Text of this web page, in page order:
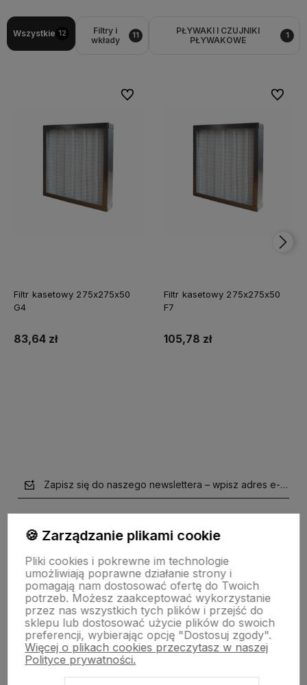
Wszystkie 12
Filtry i
wkłady
11
PŁYWAKI I CZUJNIKI
PŁYWAKOWE
1
Filtr kasetowy 275x275x50
G4
83,64 zł
Do ulubionych
Filtr kasetowy 275x275x50
F7
105,78 zł
Do
Zapisz się do naszego newslettera – wpisz adres e-mail
polityce prywatności
Ważne informacje
🍪 Zarządzanie plikami cookie
Pliki cookies i pokrewne im technologie
umożliwiają poprawne działanie strony i
pomagają nam dostosować ofertę do Twoich
potrzeb. Możesz zaakceptować wykorzystanie
przez nas wszystkich tych plików i przejść do
sklepu lub dostosować użycie plików do swoich
preferencji, wybierając opcję "Dostosuj zgody".
Więcej o plikach cookies przeczytasz w naszej
Polityce prywatności.